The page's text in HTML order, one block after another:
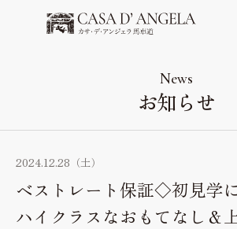
Bridal fair
料金プラン
Bridal plan
News
お知らせ
2024.12.28（土）
ベストレート保証◇初見学
ハイクラスなおもてなし＆